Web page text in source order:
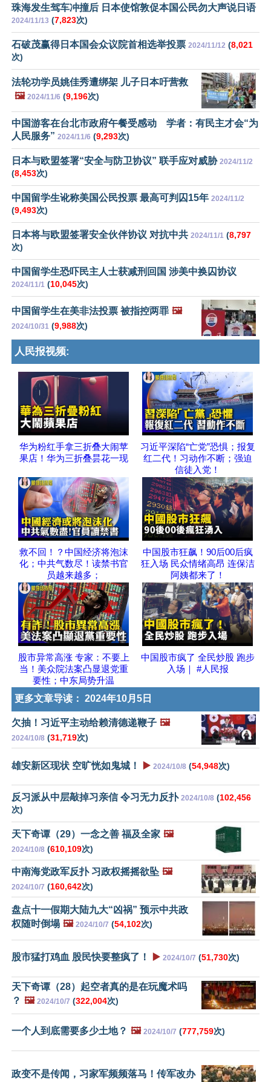
珠海发生驾车冲撞后 日本使馆敦促本国公民勿大声说日语
2024/11/13 (7,823次)
石破茂赢得日本国会众议院首相选举投票 2024/11/12 (8,021
次)
法轮功学员姚佳秀遭绑架 儿子日本吁营救
🖼️ 2024/11/6 (9,196次)
中国游客在台北市政府午餐受感动 学者：有民主才会“为
人民服务” 2024/11/6 (9,293次)
日本与欧盟签署“安全与防卫协议” 联手应对威胁 2024/11/2
(8,453次)
中国留学生讹称美国公民投票 最高可判囚15年 2024/11/2
(9,493次)
日本将与欧盟签署安全伙伴协议 对抗中共 2024/11/1 (8,797
次)
中国留学生恐吓民主人士获减刑回国 涉美中换囚协议
2024/11/1 (10,045次)
中国留学生在美非法投票 被指控两罪 🖼️
2024/10/31 (9,988次)
人民报视频:
华为粉红手拿三折叠大闹苹
果店！华为三折叠昙花一现
习近平深陷“亡党”恐惧；报复
红二代！习动作不断；强迫
信徒入党！
救不回！？中国经济将泡沫
化；中共气数尽！读禁书官
员越来越多；
中国股市狂飙！90后00后疯
狂入场 民众情绪高昂 连保洁
阿姨都来了！
股市异常高涨 专家：不要上
当！美众院法案凸显退党重
要性；中东局势升温
中国股市疯了 全民炒股 跑步
入场｜ #人民报
更多文章导读： 2024年10月5日
欠抽！习近平主动给赖清德递鞭子 🖼️
2024/10/8 (31,719次)
雄安新区现状 空旷恍如鬼城！ ▶️ 2024/10/8 (54,948次)
反习派从中层敲掉习亲信 令习无力反扑 2024/10/8 (102,456
次)
天下奇谭（29）一念之善 福及全家 🖼️
2024/10/8 (610,109次)
中南海党政军反扑 习政权摇摇欲坠 🖼️
2024/10/7 (160,642次)
盘点十一假期大陆九大“凶祸” 预示中共政
权随时倒塌 🖼️ 2024/10/7 (54,102次)
股市猛打鸡血 股民快要整疯了！ ▶️ 2024/10/7 (51,730次)
天下奇谭（28）起空者真的是在玩魔术吗
？ 🖼️ 2024/10/7 (322,004次)
一个人到底需要多少土地？ 🖼️ 2024/10/7 (777,759次)
政变不是传闻，习家军频频落马！传军改办